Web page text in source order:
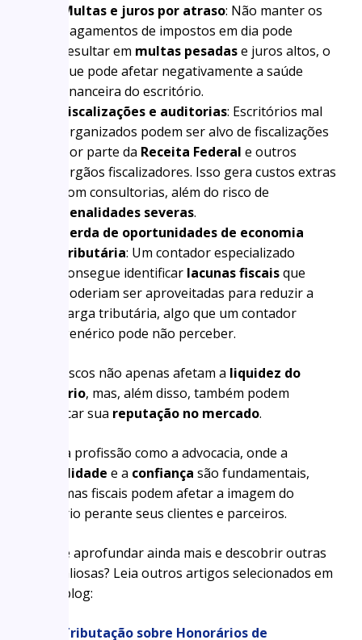
Multas e juros por atraso: Não manter os
pagamentos de impostos em dia pode
resultar em multas pesadase juros altos, o
que pode afetar negativamente a saúde
financeira do escritório.
Fiscalizações e auditorias: Escritórios mal
organizados podem ser alvo de fiscalizações
por parte da Receita Federal e outros
órgãos fiscalizadores. Isso gera custos extras
com consultorias, além do risco de
penalidades severas.
Perda de oportunidades de economia
tributária: Um contador especializado
consegue identificar lacunas fiscaisque
poderiam ser aproveitadas para reduzir a
carga tributária, algo que um contador
genérico pode não perceber.
Esses riscos não apenas afetam a liquidez do
escritório, mas, além disso, também podem
prejudicar sua reputação no mercado.
Em uma profissão como a advocacia, onde a
credibilidade e a confiança são fundamentais,
problemas fiscais podem afetar a imagem do
escritório perante seus clientes e parceiros.
Quer se aprofundar ainda mais e descobrir outras
dicas valiosas? Leia outros artigos selecionados em
nosso blog:
Tributação sobre Honorários de